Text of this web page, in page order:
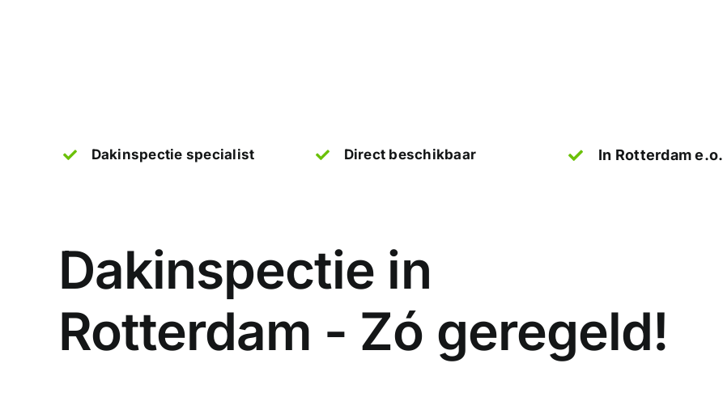
Dakinspectie specialist Direct beschikbaar In Rotterdam e.o.
Dakinspectie in
Rotterdam - Zó geregeld!